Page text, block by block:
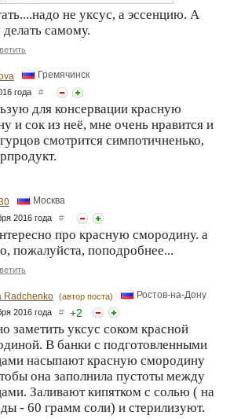
не уксус, а эссенцию. А
делать самому.
Гремячинск
года #
для консервации красную
и сок из неё, мне очень нравится и
смотрится симпотичненько,
Москва
2016 года #
про красную смородину. а
пожалуйста, поподробнее...
Radchenko (автор поста) Ростов-на-Дону
2016 года # +2
заметить уксус соком красной
В банки с подготовленными
насыпают красную смородину
она заполнила пустоты между
Заливают кипятком с солью ( на
- 60 грамм соли) и стерилизуют.